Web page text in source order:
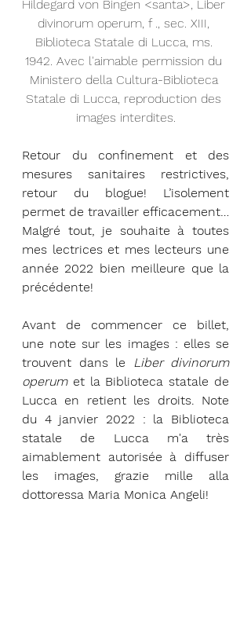
Hildegard von Bingen <santa>, Liber
divinorum operum, f ., sec. XIII,
Biblioteca Statale di Lucca, ms.
1942. Avec l'aimable permission du
Ministero della Cultura-Biblioteca
Statale di Lucca, reproduction des
images interdites.
Retour du confinement et des
mesures sanitaires restrictives,
retour du blogue! L’isolement
permet de travailler efficacement…
Malgré tout, je souhaite à toutes
mes lectrices et mes lecteurs une
année 2022 bien meilleure que la
précédente!
Avant de commencer ce billet,
une note sur les images : elles se
trouvent dans le
Liber divinorum
operum et la Biblioteca statale de
Lucca en retient les droits. Note
du 4 janvier 2022 : la Biblioteca
statale de Lucca m'a très
aimablement autorisée à diffuser
les images, grazie mille alla
dottoressa Maria Monica Angeli!